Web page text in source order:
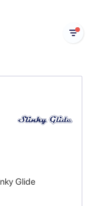
Glide